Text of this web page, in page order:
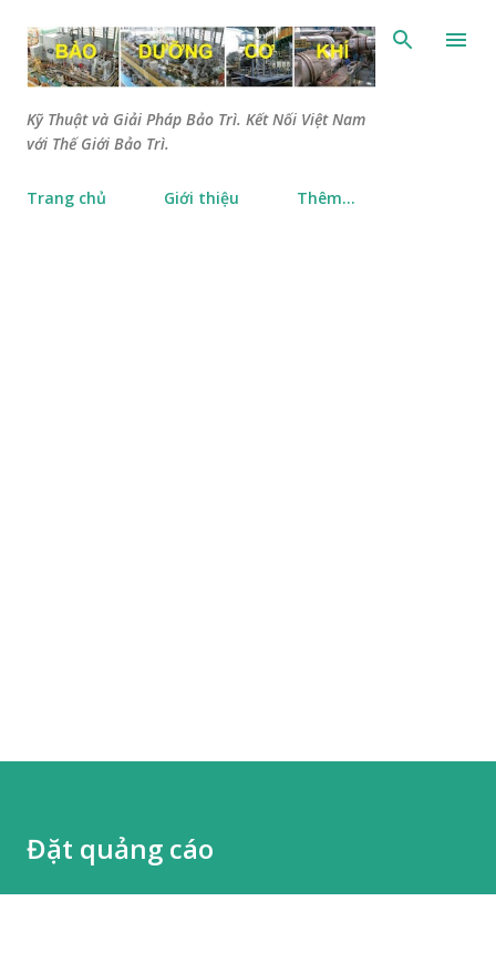
Chuyển đến nội dung chính
Kỹ Thuật và Giải Pháp Bảo Trì. Kết Nối Việt Nam
với Thế Giới Bảo Trì.
Trang chủ Giới thiệu Thêm…
Đặt quảng cáo